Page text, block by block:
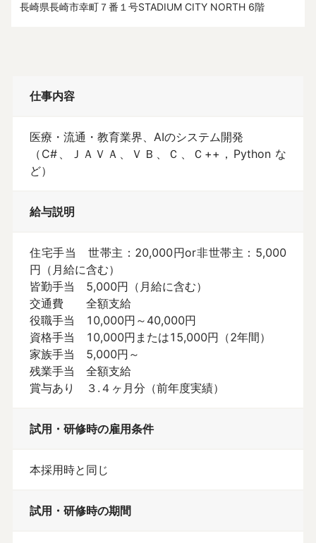
長崎県長崎市幸町７番１号STADIUM CITY NORTH 6階
仕事内容
医療・流通・教育業界、AIのシステム開発
（C#、ＪＡＶＡ、ＶＢ、Ｃ、Ｃ++，Python な
ど）
給与説明
住宅手当　世帯主：20,000円or非世帯主：5,000
円（月給に含む）
皆勤手当　5,000円（月給に含む）
交通費　　全額支給
役職手当　10,000円～40,000円
資格手当　10,000円または15,000円（2年間）
家族手当　5,000円～
残業手当　全額支給
賞与あり　３.４ヶ月分（前年度実績）
試用・研修時の雇用条件
本採用時と同じ
試用・研修時の期間